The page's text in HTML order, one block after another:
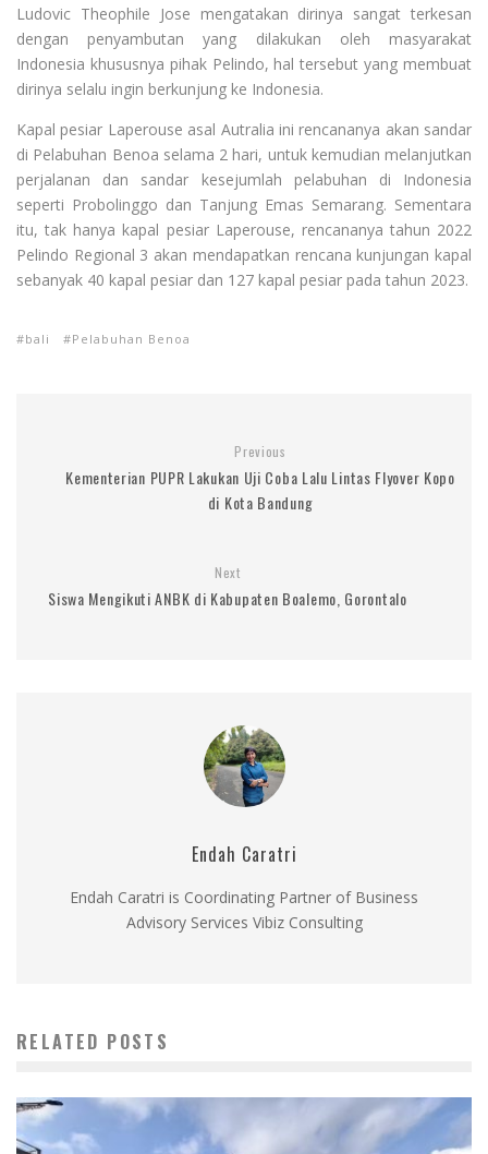
Ludovic Theophile Jose mengatakan dirinya sangat terkesan
dengan penyambutan yang dilakukan oleh masyarakat
Indonesia khususnya pihak Pelindo, hal tersebut yang membuat
dirinya selalu ingin berkunjung ke Indonesia.
Kapal pesiar Laperouse asal Autralia ini rencananya akan sandar
di Pelabuhan Benoa selama 2 hari, untuk kemudian melanjutkan
perjalanan dan sandar kesejumlah pelabuhan di Indonesia
seperti Probolinggo dan Tanjung Emas Semarang. Sementara
itu, tak hanya kapal pesiar Laperouse, rencananya tahun 2022
Pelindo Regional 3 akan mendapatkan rencana kunjungan kapal
sebanyak 40 kapal pesiar dan 127 kapal pesiar pada tahun 2023.
bali Pelabuhan Benoa
Previous
Kementerian PUPR Lakukan Uji Coba Lalu Lintas Flyover Kopo
di Kota Bandung
Next
Siswa Mengikuti ANBK di Kabupaten Boalemo, Gorontalo
Endah Caratri
Endah Caratri is Coordinating Partner of Business
Advisory Services Vibiz Consulting
RELATED POSTS